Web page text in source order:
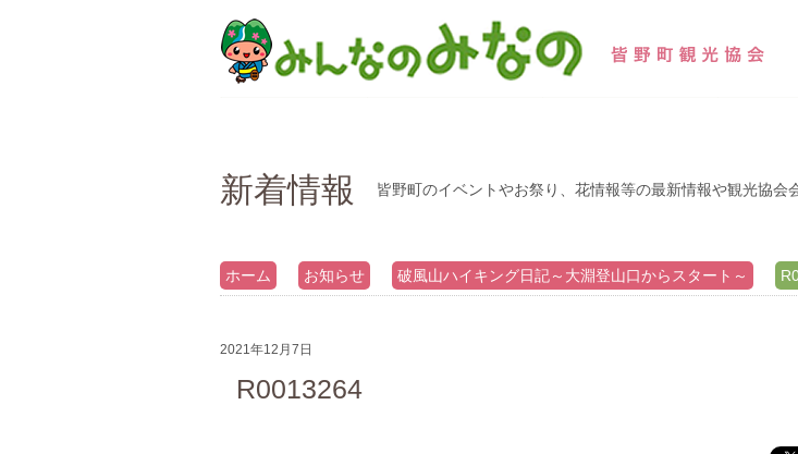
新着情報 皆野町のイベントやお祭り、花情報等の最新情報や観光協会
ホーム お知らせ 破風山ハイキング日記～大淵登山口からスタート～
2021年12月7日
R0013264